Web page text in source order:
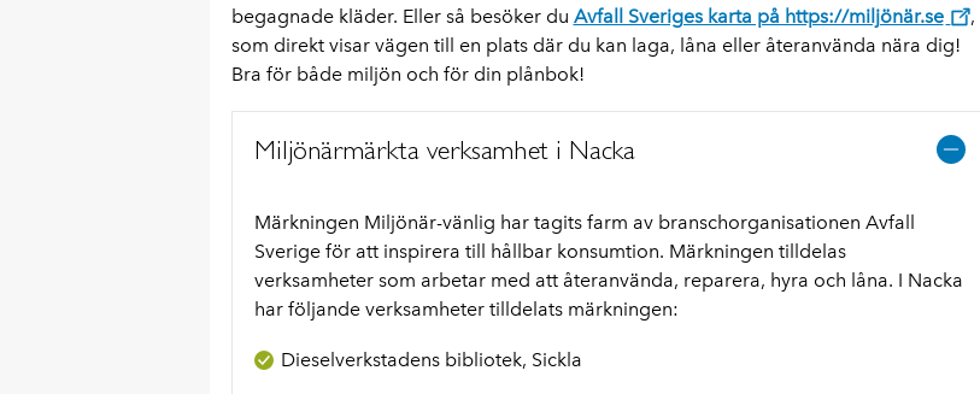
begagnade kläder. Eller så besöker du Avfall Sveriges karta på https://miljönär.se
,
som direkt visar vägen till en plats där du kan laga, låna eller återanvända nära dig!
Bra för både miljön och för din plånbok!
Miljönärmärkta verksamhet i Nacka
Märkningen Miljönär-vänlig har tagits farm av branschorganisationen Avfall
Sverige för att inspirera till hållbar konsumtion. Märkningen tilldelas
verksamheter som arbetar med att återanvända, reparera, hyra och låna. I Nacka
har följande verksamheter tilldelats märkningen:
Dieselverkstadens bibliotek, Sickla